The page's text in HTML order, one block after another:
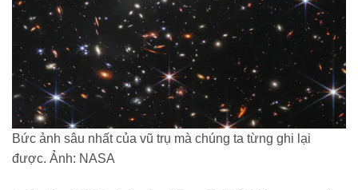
Bức ảnh sâu nhất của vũ trụ mà chúng ta từng ghi lại
được. Ảnh: NASA